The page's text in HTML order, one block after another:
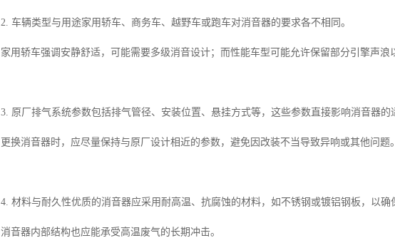
2. 车辆类型与用途家用轿车、商务车、越野车或跑车对消音器的要求各不相同。
家用轿车强调安静舒适，可能需要多级消音设计；而性能车型可能允许保留部分引擎声浪
3. 原厂排气系统参数包括排气管径、安装位置、悬挂方式等，这些参数直接影响消音器的
更换消音器时，应尽量保持与原厂设计相近的参数，避免因改装不当导致异响或其他问题。
4. 材料与耐久性优质的消音器应采用耐高温、抗腐蚀的材料，如不锈钢或镀铝钢板，以确
消音器内部结构也应能承受高温废气的长期冲击。